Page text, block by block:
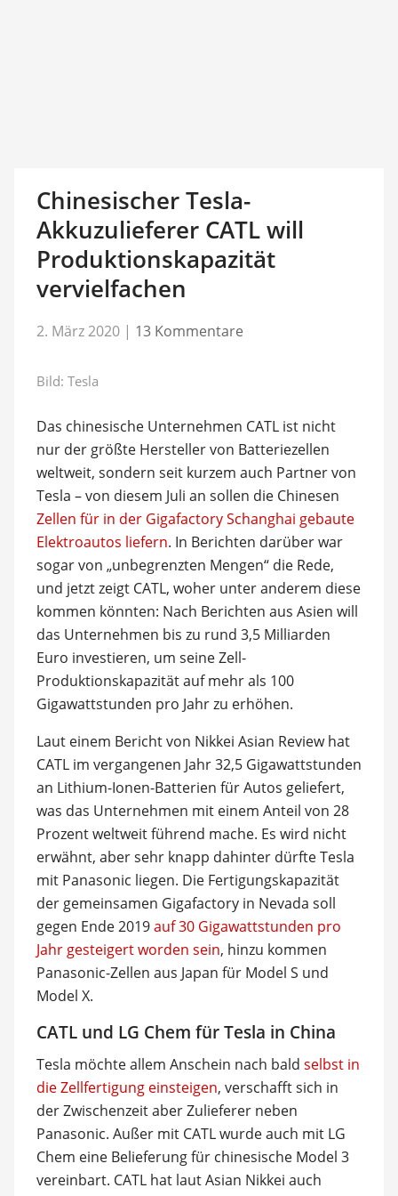
Chinesischer Tesla-
Akkuzulieferer CATL will
Produktionskapazität
vervielfachen
2. März 2020 | 13 Kommentare
Bild: Tesla
Das chinesische Unternehmen CATL ist nicht
nur der größte Hersteller von Batteriezellen
weltweit, sondern seit kurzem auch Partner von
Tesla – von diesem Juli an sollen die Chinesen
Zellen für in der Gigafactory Schanghai gebaute
Elektroautos liefern. In Berichten darüber war
sogar von „unbegrenzten Mengen“ die Rede,
und jetzt zeigt CATL, woher unter anderem diese
kommen könnten: Nach Berichten aus Asien will
das Unternehmen bis zu rund 3,5 Milliarden
Euro investieren, um seine Zell-
Produktionskapazität auf mehr als 100
Gigawattstunden pro Jahr zu erhöhen.
Laut einem Bericht von Nikkei Asian Review hat
CATL im vergangenen Jahr 32,5 Gigawattstunden
an Lithium-Ionen-Batterien für Autos geliefert,
was das Unternehmen mit einem Anteil von 28
Prozent weltweit führend mache. Es wird nicht
erwähnt, aber sehr knapp dahinter dürfte Tesla
mit Panasonic liegen. Die Fertigungskapazität
der gemeinsamen Gigafactory in Nevada soll
gegen Ende 2019auf 30 Gigawattstunden pro
Jahr gesteigert worden sein, hinzu kommen
Panasonic-Zellen aus Japan für Model S und
Model X.
CATL und LG Chem für Tesla in China
Tesla möchte allem Anschein nach bald selbst in
die Zellfertigung einsteigen, verschafft sich in
der Zwischenzeit aber Zulieferer neben
Panasonic. Außer mit CATL wurde auch mit LG
Chem eine Belieferung für chinesische Model 3
vereinbart. CATL hat laut Asian Nikkei auch